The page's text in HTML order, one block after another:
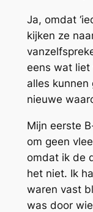
Ja, omdat
kijken ze
eens wat liet
alles
nieuwe
Mijn eerste
om geen
omdat ik de
het niet. Ik
waren vast
was door